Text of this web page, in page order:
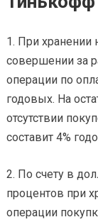
1. При хранении
совершении за
операции по
годовых. На
отсутствии
составит 4%
2. По счету в
процентов при
операции